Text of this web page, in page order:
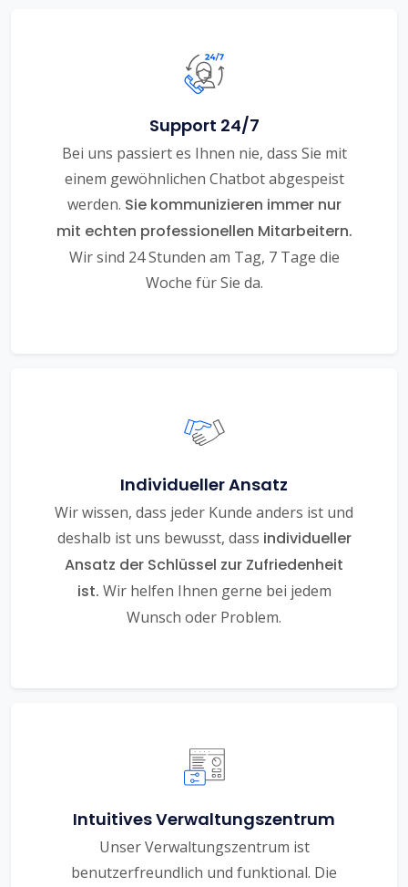
Support 24/7
Bei uns passiert es Ihnen nie, dass Sie mit
einem gewöhnlichen Chatbot abgespeist
werden. Sie kommunizieren immer nur
mit echten professionellen Mitarbeitern.
Wir sind 24 Stunden am Tag, 7 Tage die
Woche für Sie da.
Individueller Ansatz
Wir wissen, dass jeder Kunde anders ist und
deshalb ist uns bewusst, dass individueller
Ansatz der Schlüssel zur Zufriedenheit
ist. Wir helfen Ihnen gerne bei jedem
Wunsch oder Problem.
Intuitives Verwaltungszentrum
Unser Verwaltungszentrum ist
benutzerfreundlich und funktional. Die